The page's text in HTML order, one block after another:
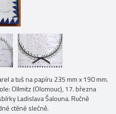
a tuš na papíru 235 mm x 190 mm.
Ollmitz (Olomouc), 17. března
Ladislava Šalouna. Ručně
ctěné slečně.